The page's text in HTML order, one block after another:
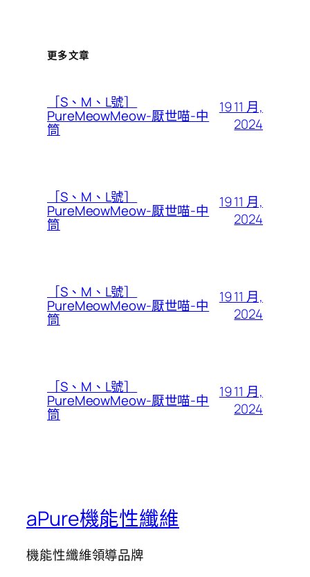
更多文章
［S、M、L號］
PureMeowMeow-厭世喵-中
筒
19 11 月,
2024
［S、M、L號］
PureMeowMeow-厭世喵-中
筒
19 11 月,
2024
［S、M、L號］
PureMeowMeow-厭世喵-中
筒
19 11 月,
2024
［S、M、L號］
PureMeowMeow-厭世喵-中
筒
19 11 月,
2024
aPure機能性纖維
機能性纖維領導品牌